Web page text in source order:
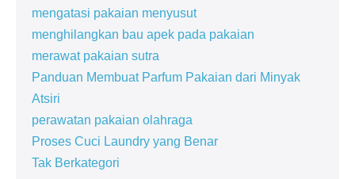
mengatasi pakaian menyusut
menghilangkan bau apek pada pakaian
merawat pakaian sutra
Panduan Membuat Parfum Pakaian dari Minyak
Atsiri
perawatan pakaian olahraga
Proses Cuci Laundry yang Benar
Tak Berkategori